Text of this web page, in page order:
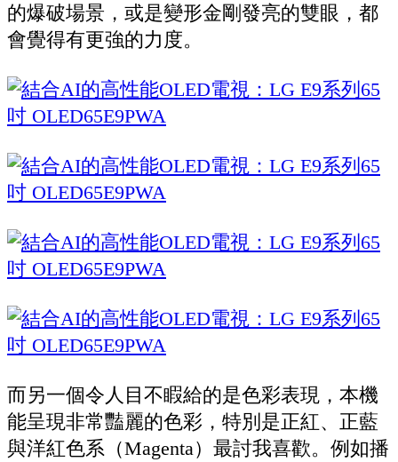
的爆破場景，或是變形金剛發亮的雙眼，都
會覺得有更強的力度。
而另一個令人目不睱給的是色彩表現，本機
能呈現非常豔麗的色彩，特別是正紅、正藍
與洋紅色系（Magenta）最討我喜歡。例如播